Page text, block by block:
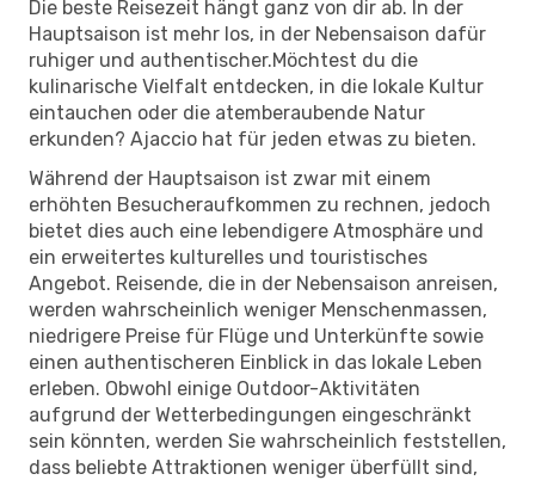
Die beste Reisezeit hängt ganz von dir ab. In der
Hauptsaison ist mehr los, in der Nebensaison dafür
ruhiger und authentischer.Möchtest du die
kulinarische Vielfalt entdecken, in die lokale Kultur
eintauchen oder die atemberaubende Natur
erkunden? Ajaccio hat für jeden etwas zu bieten.
Während der Hauptsaison ist zwar mit einem
erhöhten Besucheraufkommen zu rechnen, jedoch
bietet dies auch eine lebendigere Atmosphäre und
ein erweitertes kulturelles und touristisches
Angebot. Reisende, die in der Nebensaison anreisen,
werden wahrscheinlich weniger Menschenmassen,
niedrigere Preise für Flüge und Unterkünfte sowie
einen authentischeren Einblick in das lokale Leben
erleben. Obwohl einige Outdoor-Aktivitäten
aufgrund der Wetterbedingungen eingeschränkt
sein könnten, werden Sie wahrscheinlich feststellen,
dass beliebte Attraktionen weniger überfüllt sind,